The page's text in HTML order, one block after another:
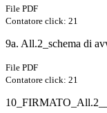
File PDF
Contatore click: 21
9a. All.2_schema di
File PDF
Contatore click: 21